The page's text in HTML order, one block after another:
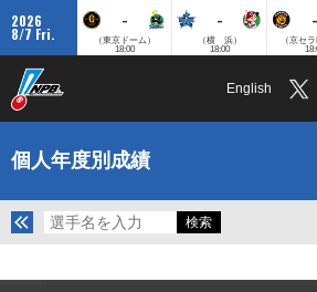
2026
8/7 Fri.
-
（東京ドーム）
18:00
-
（横 浜）
18:00
-
（京セラ
English
個人年度別成績